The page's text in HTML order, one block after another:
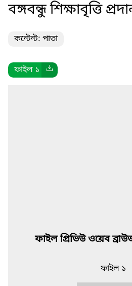
বঙ্গবন্ধু শিক্ষাবৃত্তি
কন্টেন্ট: পাতা
ফাইল ১
ফাইল প্রিভিউ ওয়েব
ফাইল ১